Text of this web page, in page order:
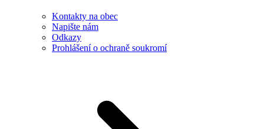
Kontakty na obec
Napište nám
Odkazy
Prohlášení o ochraně soukromí